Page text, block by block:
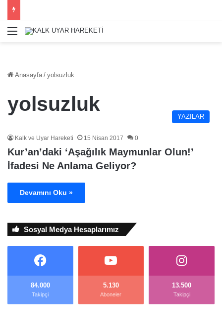
Menü
Anasayfa / yolsuzluk
yolsuzluk
YAZILAR
Kalk ve Uyar Hareketi 15 Nisan 2017 0
Kur’an’daki ‘Aşağılık Maymunlar Olun!’
İfadesi Ne Anlama Geliyor?
Devamını Oku »
Sosyal Medya Hesaplarımız
84.000
Takipçi
5.130
Aboneler
13.500
Takipçi